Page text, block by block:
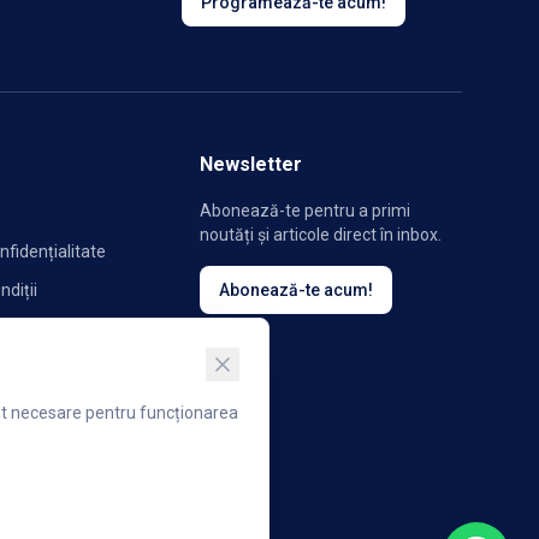
Newsletter
Abonează-te pentru a primi
noutăți și articole direct în inbox.
Abonează-te acum!
necesare pentru funcționarea